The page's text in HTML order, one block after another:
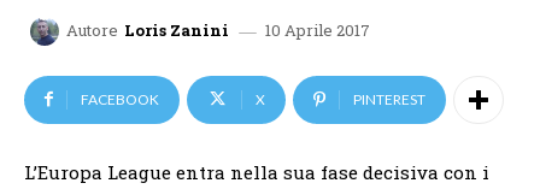
Autore Loris Zanini 10 Aprile 2017
FACEBOOK X PINTEREST
L’Europa League entra nella sua fase decisiva con i